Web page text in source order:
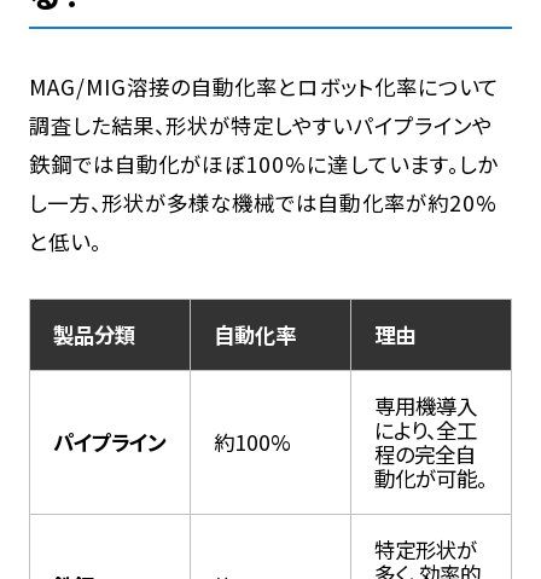
MAG/MIG溶接の自動化率とロボット化率について
調査した結果、形状が特定しやすいパイプラインや
鉄鋼では自動化がほぼ100%に達しています。しか
し一方、形状が多様な機械では自動化率が約20%
と低い。
製品分類 自動化率 理由
パイプライン 約100%
専用機導入
により、全工
程の完全自
動化が可能。
特定形状が